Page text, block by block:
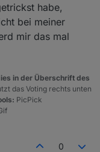
habe,
bei meiner
mir das mal
in der Überschrift des
das Voting rechts unten
PicPick
0